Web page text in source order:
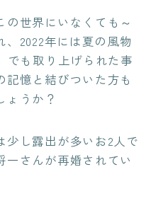
の世界にいなくても～
2022年には夏の風物
でも取り上げられた事
憶と結びついた方も
ょうか？
少し露出が多いお2人で
一さんが再婚されてい